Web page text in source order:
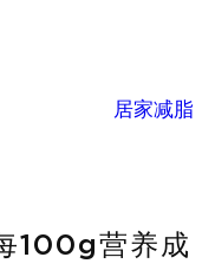
居家减脂
100g营养成